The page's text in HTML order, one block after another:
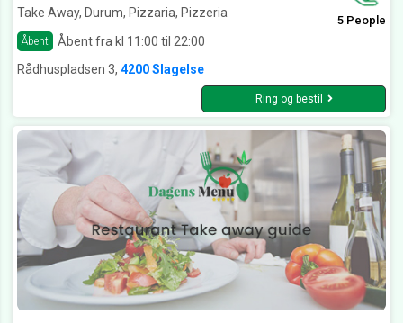
Take Away, Durum, Pizzaria, Pizzeria
Åbent Åbent fra kl 11:00 til 22:00
5 People
Rådhuspladsen 3, 4200 Slagelse
Ring og bestil